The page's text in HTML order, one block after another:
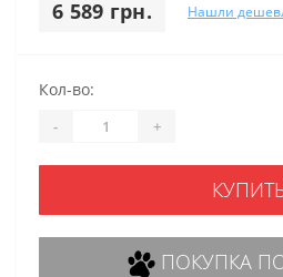
6 589 грн. Нашли
Кол-во:
- +
ПОКУПКА